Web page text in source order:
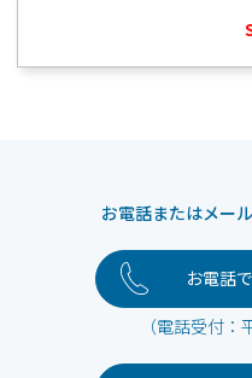
お電話またはメー
お電話
（電話受付：